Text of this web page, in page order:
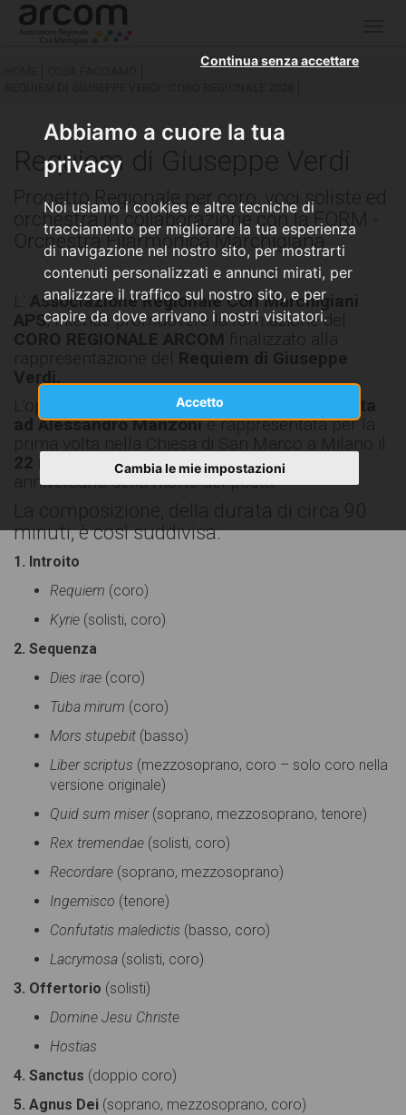
Abbiamo a cuore la tua
privacy
Noi usiamo i cookies e altre tecniche di
tracciamento per migliorare la tua esperienza
di navigazione nel nostro sito, per mostrarti
contenuti personalizzati e annunci mirati, per
analizzare il traffico sul nostro sito, e per
capire da dove arrivano i nostri visitatori.
Accetto
Continua senza accettare
Cambia le mie impostazioni
Requiem di Giuseppe Verdi
Progetto Regionale per coro, voci soliste ed
orchestra in collaborazione con la FORM -
Orchestra Filarmonica Marchigiana
Associazione Regionale Cori Marchigiani
APS, intende promuovere la formazione del
L'opera del compositore romantico fu
ad Alessandro Manzonie rappresentata per la
22 maggio 1874, in occasione del primo
anniversario della morte del poeta.
minuti, è così suddivisa:
1. Introito
Requiem (coro)
Kyrie (solisti, coro)
2. Sequenza
Dies irae (coro)
Tuba mirum (coro)
Mors stupebit (basso)
Liber scriptus (mezzosoprano, coro – solo coro nella
versione originale)
Quid sum miser(soprano, mezzosoprano, tenore)
Rex tremendae (solisti, coro)
Recordare (soprano, mezzosoprano)
Ingemisco (tenore)
Confutatis maledictis (basso, coro)
Lacrymosa (solisti, coro)
3. Offertorio (solisti)
Domine Jesu Christe
Hostias
4. Sanctus (doppio coro)
5. Agnus Dei (soprano, mezzosoprano, coro)